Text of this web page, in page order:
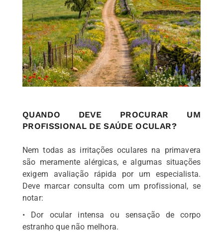
QUANDO DEVE PROCURAR UM
PROFISSIONAL DE SAÚDE OCULAR?
Nem todas as irritações oculares na primavera
são meramente alérgicas, e algumas situações
exigem avaliação rápida por um especialista.
Deve marcar consulta com um profissional, se
notar:
• Dor ocular intensa ou sensação de corpo
estranho que não melhora.